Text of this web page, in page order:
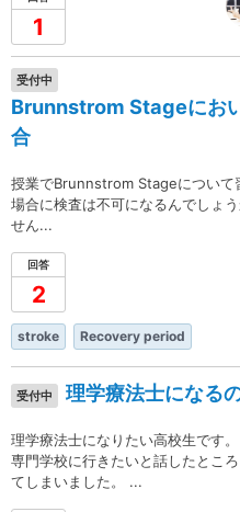
1
受付中
Brunnstrom Stageにお
合
授業でBrunnstrom Stageについて
場合に検査は不可になるんでしょ
せん...
回答
2
stroke Recovery period
受付中 理学療法士になる
理学療法士になりたい高校生です
専門学校に行きたいと話したとこ
てしまいました。 ...